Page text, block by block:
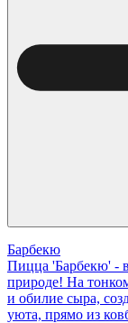
Барбекю
Пицца 'Барбекю' -
природе! На
и обилие сыра,
уюта, прямо из